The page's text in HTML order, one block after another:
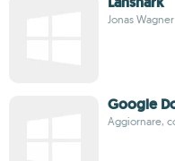
Jonas Wagner
Google
Aggiornare,